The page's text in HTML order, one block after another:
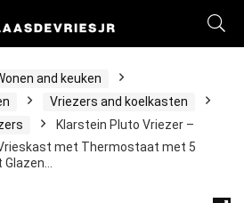
and keuken
Vriezers and koelkasten
Klarstein Pluto Vriezer –
met Thermostaat met 5